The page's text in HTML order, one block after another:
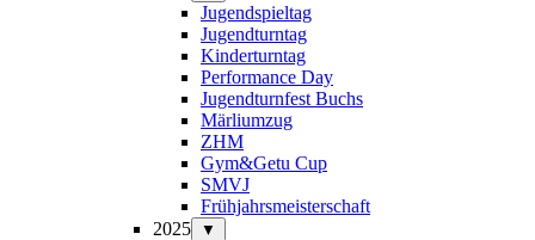
Jugendspieltag
Jugendturntag
Kinderturntag
Performance Day
Jugendturnfest Buchs
Märliumzug
ZHM
Gym&Getu Cup
SMVJ
Frühjahrsmeisterschaft
2025
▼